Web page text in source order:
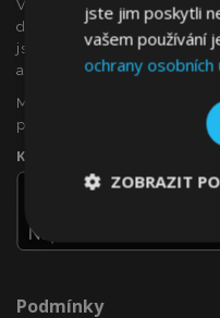
VTVauto je
dodavatelem
jsou např .: ozdobné kryty
autopotahy, autorohože,
Máte zájem o
partnerem?
Kontaktujte nás ještě
Podmínky
jste jim poskytli
vašem používání
ochrany osobních
ZOBRAZIT
nutné